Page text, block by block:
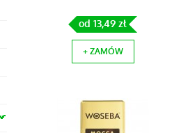
od 13,49 zł
+ ZAMÓW